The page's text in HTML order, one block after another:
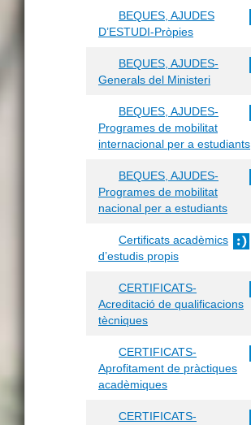
BEQUES, AJUDES
D’ESTUDI-Pròpies
BEQUES, AJUDES-
Generals del Ministeri
BEQUES, AJUDES-
Programes de mobilitat
internacional per a estudiants
BEQUES, AJUDES-
Programes de mobilitat
nacional per a estudiants
Certificats acadèmics
d’estudis propis
CERTIFICATS-
Acreditació de qualificacions
tècniques
CERTIFICATS-
Aprofitament de pràctiques
acadèmiques
CERTIFICATS-